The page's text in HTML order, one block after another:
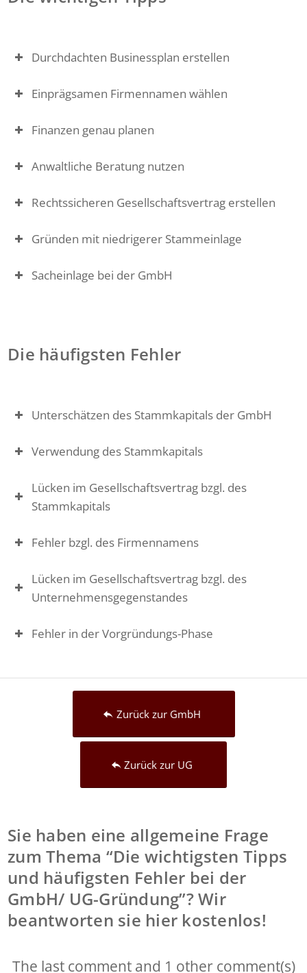
Durchdachten Businessplan erstellen
Einprägsamen Firmennamen wählen
Finanzen genau planen
Anwaltliche Beratung nutzen
Rechtssicheren Gesellschaftsvertrag erstellen
Gründen mit niedrigerer Stammeinlage
Sacheinlage bei der GmbH
Die häufigsten Fehler
Unterschätzen des Stammkapitals der GmbH
Verwendung des Stammkapitals
Lücken im Gesellschaftsvertrag bzgl. des
Stammkapitals
Fehler bzgl. des Firmennamens
Lücken im Gesellschaftsvertrag bzgl. des
Unternehmensgegenstandes
Fehler in der Vorgründungs-Phase
Zurück zur GmbH
Zurück zur UG
Sie haben eine allgemeine Frage
zum Thema “Die wichtigsten Tipps
und häufigsten Fehler bei der
GmbH/ UG-Gründung”? Wir
beantworten sie hier kostenlos!
The last comment and 1 other comment(s)